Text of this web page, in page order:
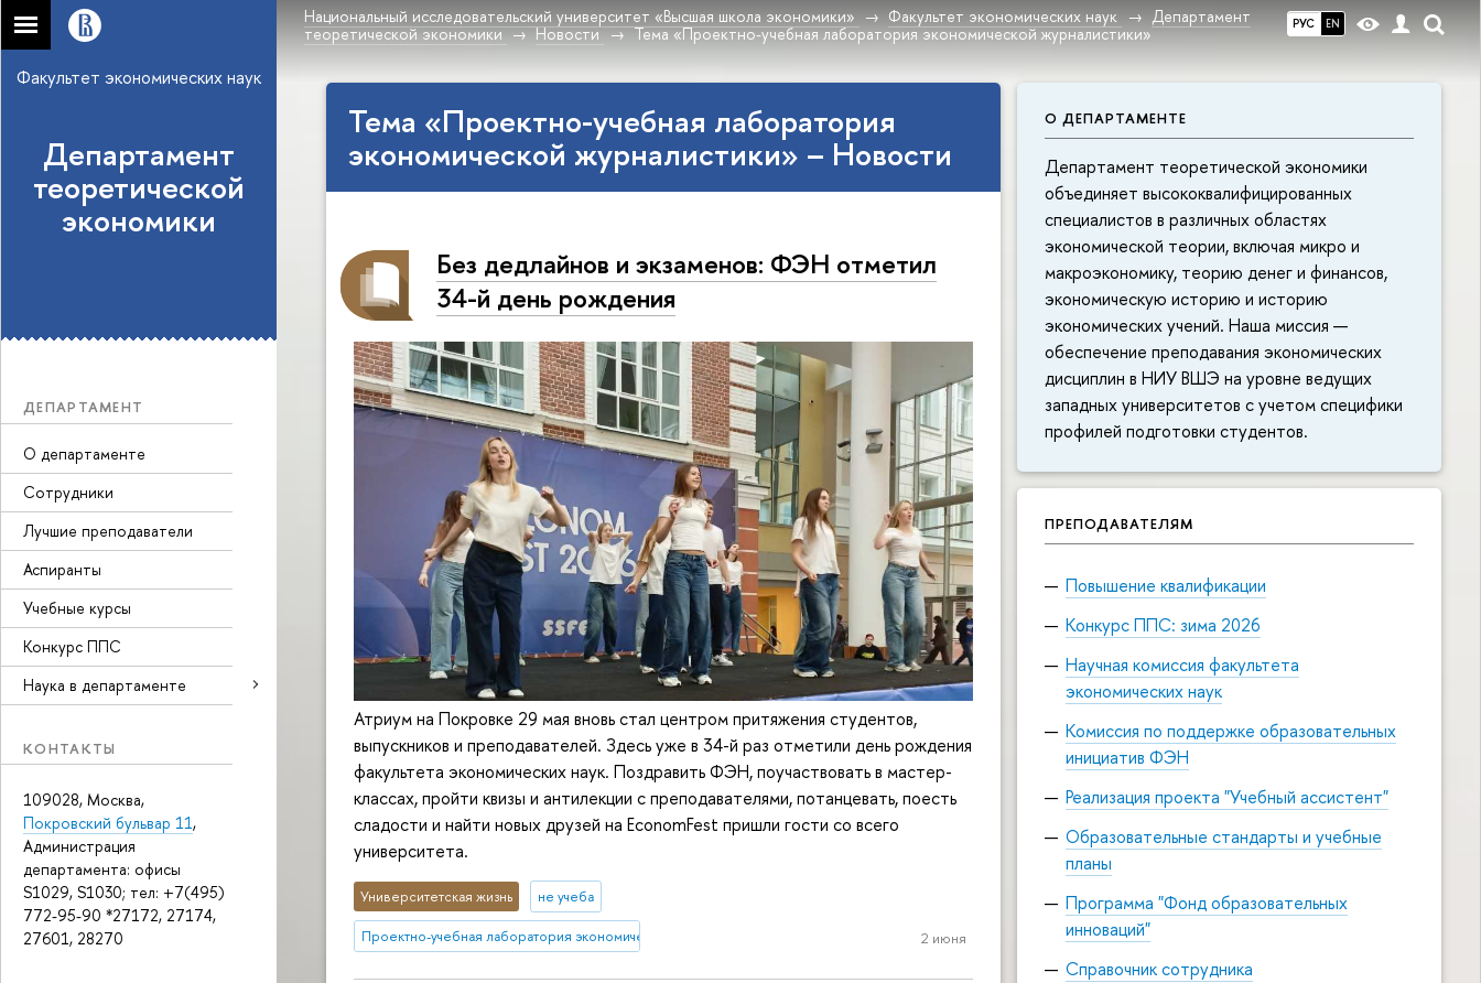
РУС EN
Национальный исследовательский университет «Высшая школа экономики» Факультет экономических наук
Департамент
теоретической экономики
Новости Тема «Проектно-учебная лаборатория экономической журналистики»
Факультет экономических наук
Департамент
теоретической
экономики
ДЕПАРТАМЕНТ
О департаменте
Сотрудники
Лучшие преподаватели
Аспиранты
Учебные курсы
Конкурс ППС
Наука в департаменте
КОНТАКТЫ
109028, Москва,
Покровский бульвар 11,
Администрация
департамента: офисы
S1029, S1030; тел: +7(495)
772-95-90 *27172, 27174,
27601, 28270
О ДЕПАРТАМЕНТЕ
Департамент теоретической экономики
объединяет высококвалифицированных
специалистов в различных областях
экономической теории, включая микро и
макроэкономику, теорию денег и финансов,
экономическую историю и историю
экономических учений. Наша миссия —
обеспечение преподавания экономических
дисциплин в НИУ ВШЭ на уровне ведущих
западных университетов с учетом специфики
профилей подготовки студентов.
ПРЕПОДАВАТЕЛЯМ
Повышение квалификации
Конкурс ППС: зима 2026
Научная комиссия факультета
экономических наук
Комиссия по поддержке образовательных
инициатив ФЭН
Реализация проекта "Учебный ассистент"
Образовательные стандарты и учебные
планы
Программа "Фонд образовательных
инноваций"
Справочник сотрудника
Тема «Проектно-учебная лаборатория
экономической журналистики» – Новости
Без дедлайнов и экзаменов: ФЭН отметил
34-й день рождения
Атриум на Покровке 29 мая вновь стал центром притяжения студентов,
выпускников и преподавателей. Здесь уже в 34-й раз отметили день рождения
факультета экономических наук. Поздравить ФЭН, поучаствовать в мастер-
классах, пройти квизы и антилекции с преподавателями, потанцевать, поесть
сладости и найти новых друзей на EconomFest пришли гости со всего
университета.
Университетская жизнь не учеба
Проектно-учебная лаборатория экономической журналистики 2 июня